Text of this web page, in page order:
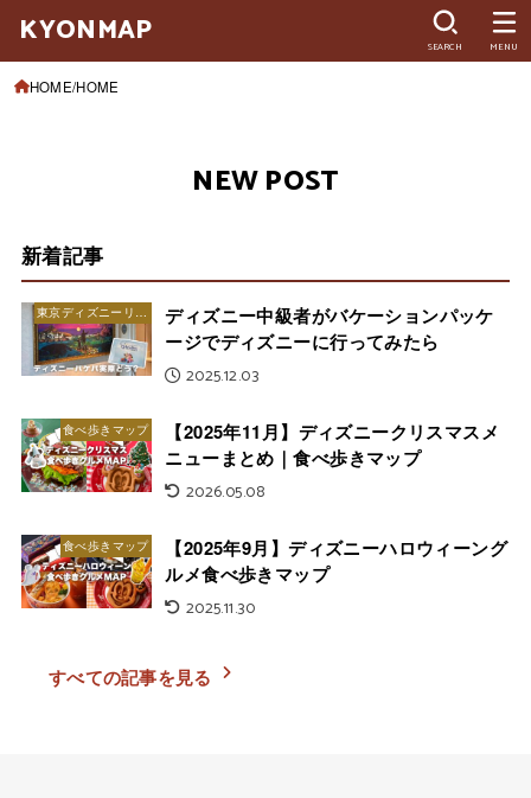
KYONMAP SEARCH MENU
HOME HOME
NEW POST
新着記事
東京ディズニーリゾート
ディズニー中級者がバケーションパッケ
ージでディズニーに行ってみたら
2025.12.03
食べ歩きマップ
【2025年11月】ディズニークリスマスメ
ニューまとめ｜食べ歩きマップ
2026.05.08
食べ歩きマップ
【2025年9月】ディズニーハロウィーング
ルメ食べ歩きマップ
2025.11.30
すべての記事を見る